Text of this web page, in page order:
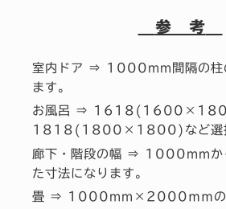
参 考
室内ドア ⇒ 1000mm間隔の柱
ます。
お風呂 ⇒
1818(1800×1800)など選択
廊下・階段の幅 ⇒ 1000mmか
た寸法になります。
畳 ⇒ 1000mm×2000ｍｍの